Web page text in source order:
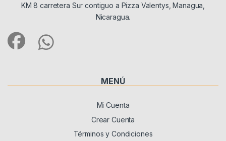
KM 8 carretera Sur contiguo a Pizza Valentys, Managua,
Nicaragua.
MENÚ
Mi Cuenta
Crear Cuenta
Términos y Condiciones